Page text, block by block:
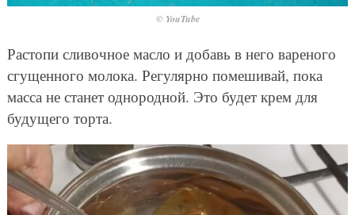
© YouTube
Растопи сливочное масло и добавь в него вареного
сгущенного молока. Регулярно помешивай, пока
масса не станет однородной. Это будет крем для
будущего торта.